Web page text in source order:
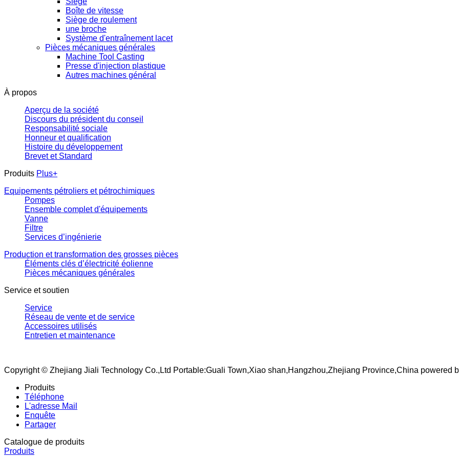
Boîte de vitesse
Siège de roulement
une broche
Système d'entraînement lacet
Pièces mécaniques générales
Machine Tool Casting
Presse d'injection plastique
Autres machines général
À propos
Aperçu de la société
Discours du président du conseil
Responsabilité sociale
Honneur et qualification
Histoire du développement
Brevet et Standard
Produits Plus+
Equipements pétroliers et pétrochimiques
Pompes
Ensemble complet d'équipements
Vanne
Filtre
Services d’ingénierie
Production et transformation des grosses pièces
Éléments clés d’électricité éolienne
Pièces mécaniques générales
Service et soutien
Service
Réseau de vente et de service
Accessoires utilisés
Entretien et maintenance
Copyright © Zhejiang Jiali Technology Co.,Ltd Portable:Guali Town,Xiao shan,Hangzhou,Zhejiang Province,China powered
Produits
Téléphone
L'adresse Mail
Enquête
Partager
Catalogue de produits
Produits